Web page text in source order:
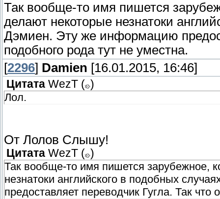
Так вообще-то имя пишется
делают некоторые незнатоки
Дэмиен. Эту же информацию
подобного рода тут не уместна.
[2296] Damien [16.01.2015, 16:46]
Цитата WezT ( )
Лол.
От Лолов Слышу!
Цитата WezT ( )
Так вообще-то имя пишется зарубежное,
незнатоки английского в подобных
предоставляет переводчик Гугла. Так